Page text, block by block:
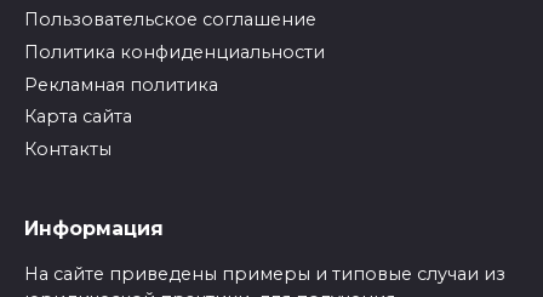
Пользовательское соглашение
Политика конфиденциальности
Рекламная политика
Карта сайта
Контакты
Информация
На сайте приведены примеры и типовые случаи из